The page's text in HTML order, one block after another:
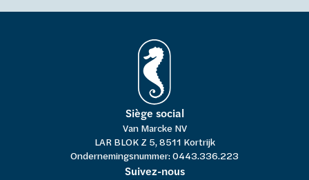
Siège social
Van Marcke NV
LAR BLOK Z 5, 8511 Kortrijk
Ondernemingsnummer: 0443.336.223
Suivez-nous